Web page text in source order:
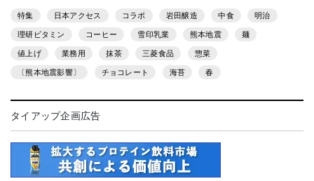
特集 日本アクセス コラボ 岩田醸造 中食 明治
理研ビタミン コーヒー 雪印乳業 熊本地震 麺
値上げ 業務用 抹茶 三菱食品 惣菜
〔熊本地震影響〕 チョコレート 海苔 春
タイアップ企画広告